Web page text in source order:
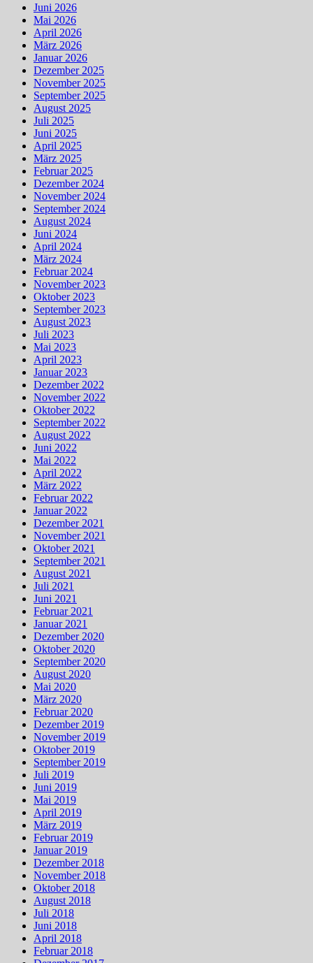
Juni 2026
Mai 2026
April 2026
März 2026
Januar 2026
Dezember 2025
November 2025
September 2025
August 2025
Juli 2025
Juni 2025
April 2025
März 2025
Februar 2025
Dezember 2024
November 2024
September 2024
August 2024
Juni 2024
April 2024
März 2024
Februar 2024
November 2023
Oktober 2023
September 2023
August 2023
Juli 2023
Mai 2023
April 2023
Januar 2023
Dezember 2022
November 2022
Oktober 2022
September 2022
August 2022
Juni 2022
Mai 2022
April 2022
März 2022
Februar 2022
Januar 2022
Dezember 2021
November 2021
Oktober 2021
September 2021
August 2021
Juli 2021
Juni 2021
Februar 2021
Januar 2021
Dezember 2020
Oktober 2020
September 2020
August 2020
Mai 2020
März 2020
Februar 2020
Dezember 2019
November 2019
Oktober 2019
September 2019
Juli 2019
Juni 2019
Mai 2019
April 2019
März 2019
Februar 2019
Januar 2019
Dezember 2018
November 2018
Oktober 2018
August 2018
Juli 2018
Juni 2018
April 2018
Februar 2018